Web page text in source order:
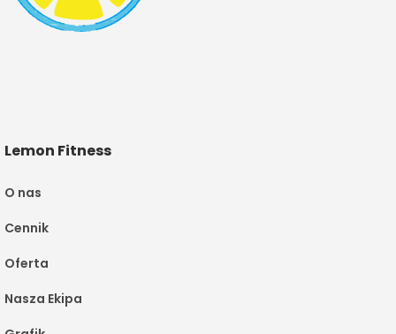
Lemon Fitness
O nas
Cennik
Oferta
Nasza Ekipa